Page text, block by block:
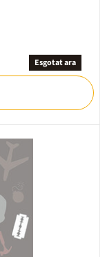
Esgotat ara